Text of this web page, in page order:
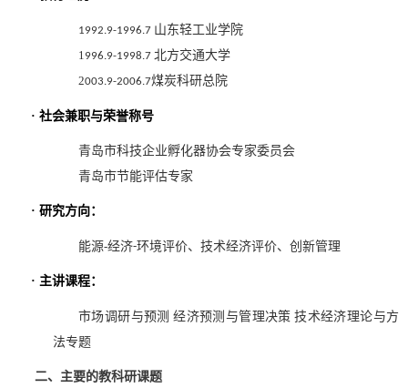
1992.9-1996.7 山东轻工业学院
1996.9-1998.7 北方交通大学
2003.9-2006.7煤炭科研总院
· 社会兼职与荣誉称号
青岛市科技企业孵化器协会专家委员会
青岛市节能评估专家
· 研究方向：
能源-经济-环境评价、技术经济评价、创新管理
· 主讲课程：
市场调研与预测 经济预测与管理决策 技术经济理论与方
法专题
二、主要的教科研课题